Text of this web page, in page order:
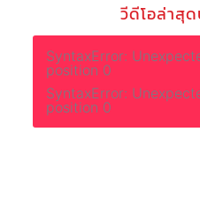
วีดีโอล่าสุ
SyntaxError:
position 0
SyntaxError:
position 0